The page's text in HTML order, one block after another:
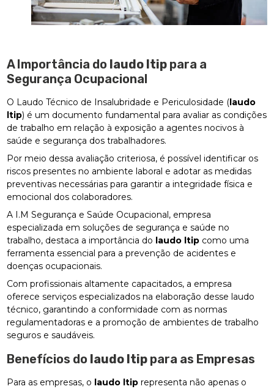
A Importância do laudo ltip para a
Segurança Ocupacional
O Laudo Técnico de Insalubridade e Periculosidade (laudo
ltip) é um documento fundamental para avaliar as condições
de trabalho em relação à exposição a agentes nocivos à
saúde e segurança dos trabalhadores.
Por meio dessa avaliação criteriosa, é possível identificar os
riscos presentes no ambiente laboral e adotar as medidas
preventivas necessárias para garantir a integridade física e
emocional dos colaboradores.
A I.M Segurança e Saúde Ocupacional, empresa
especializada em soluções de segurança e saúde no
trabalho, destaca a importância do laudo ltip como uma
ferramenta essencial para a prevenção de acidentes e
doenças ocupacionais.
Com profissionais altamente capacitados, a empresa
oferece serviços especializados na elaboração desse laudo
técnico, garantindo a conformidade com as normas
regulamentadoras e a promoção de ambientes de trabalho
seguros e saudáveis.
Benefícios do laudo ltip para as Empresas
Para as empresas, o laudo ltip representa não apenas o